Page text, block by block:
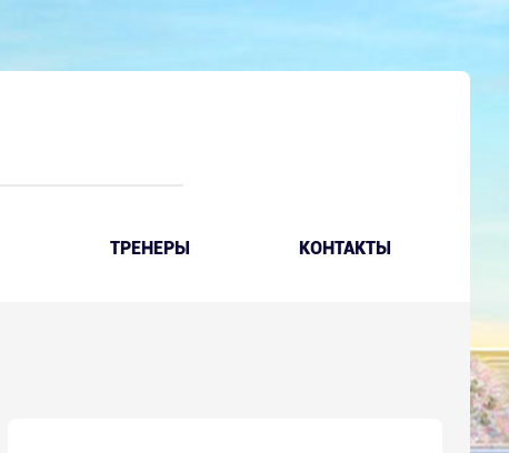
ТРЕНЕРЫ КОНТАКТЫ